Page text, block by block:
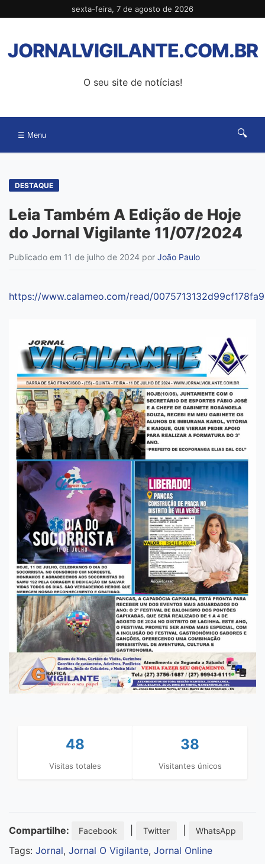
para
conteúdo
sexta-feira, 7 de agosto de 2026
JORNALVIGILANTE.COM.BR
O seu site de notícias!
☰ Menu 🔍
DESTAQUE
Leia Também A Edição de Hoje
do Jornal Vigilante 11/07/2024
Publicado em 11 de julho de 2024 por João Paulo
https://www.calameo.com/read/0075713132d99cf178fa9
48
Visitas totales
38
Visitantes únicos
Compartilhe: Facebook Twitter WhatsApp
Tags: Jornal, Jornal O Vigilante, Jornal Online